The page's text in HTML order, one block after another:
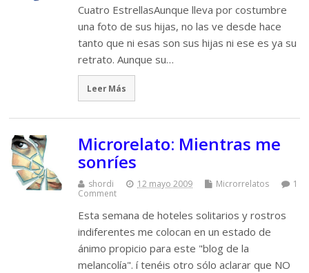
Cuatro EstrellasAunque lleva por costumbre
una foto de sus hijas, no las ve desde hace
tanto que ni esas son sus hijas ni ese es ya su
retrato. Aunque su…
Leer Más
Microrelato: Mientras me
sonríes
shordi 12 mayo 2009 Microrrelatos
1
Comment
Esta semana de hoteles solitarios y rostros
indiferentes me colocan en un estado de
ánimo propicio para este "blog de la
melancolía". í tenéis otro sólo aclarar que NO